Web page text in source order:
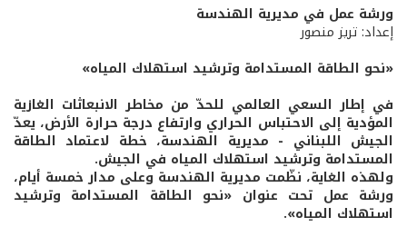
ورشة عمل في مديرية الهندسة
إعداد: تريز منصور
«نحو الطاقة المستدامة وترشيد استهلاك المياه»
في إطار السعي العالمي للحدّ من مخاطر الانبعاثات الغازية
المؤدية إلى الاحتباس الحراري وارتفاع درجة حرارة الأرض، يعدّ
الجيش اللبناني - مديرية الهندسة، خطة لاعتماد الطاقة
المستدامة وترشيد استهلاك المياه في الجيش.
ولهذه الغاية، نظّمت مديرية الهندسة وعلى مدار خمسة أيام،
ورشة عمل تحت عنوان «نحو الطاقة المستدامة وترشيد
استهلاك المياه».